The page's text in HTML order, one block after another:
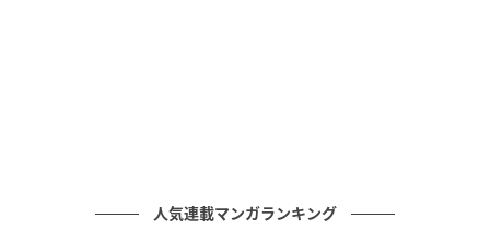
人気連載マンガランキング